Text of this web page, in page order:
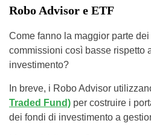
Robo Advisor e ETF
Come fanno la maggior parte
commissioni così basse rispetto
investimento?
In breve, i Robo Advisor
Traded Fund) per costruire i
dei fondi di investimento a